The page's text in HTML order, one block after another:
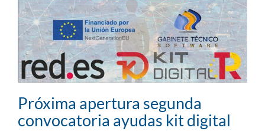
Próxima apertura segunda
convocatoria ayudas kit digital